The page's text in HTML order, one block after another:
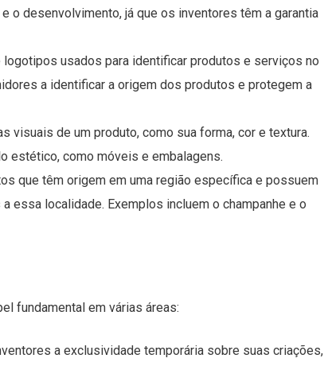
o desenvolvimento, já que os inventores têm a garantia
usados para identificar produtos e serviços no
a identificar a origem dos produtos e protegem a
visuais de um produto, como sua forma, cor e textura.
estético, como móveis e embalagens.
que têm origem em uma região específica e possuem
essa localidade. Exemplos incluem o champanhe e o
fundamental em várias áreas:
a exclusividade temporária sobre suas criações,